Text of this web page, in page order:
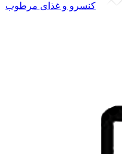
کنسرو و غذای مرطوب